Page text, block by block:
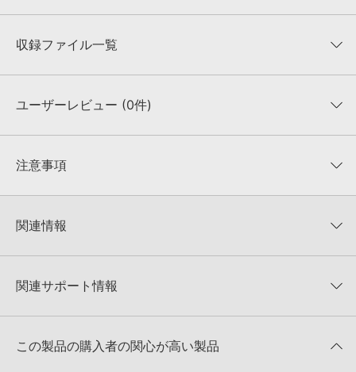
収録ファイル一覧
収録ファイル一覧
ユーザーレビュー (0件)
★★★★★
★5
★4
★1
0%
注意事項
KONTAKTフォーマットは、
でお使いいただけます。無償版のKONTAKT PLAYERではお使いい
4GBを超えるデータに関するご注意：
FAT32でフォーマットされた
きます際には、NTFSやHFS＋でフォーマットされたHDDをご用意
いただく必要がございます。
関連情報
マーセール！
関連サポート情報
2022.06.06
この製品の購入者の関心が高い製品